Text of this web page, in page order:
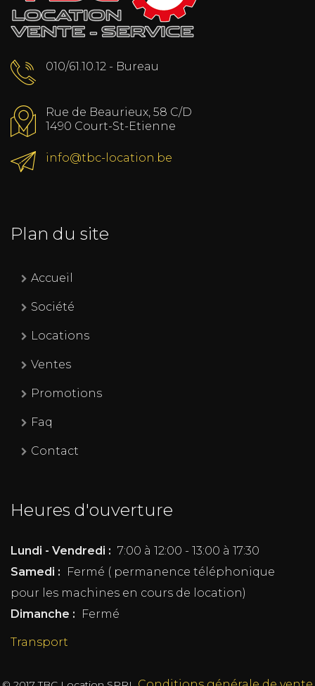
010/61.10.12 - Bureau
Rue de Beaurieux, 58 C/D
1490 Court-St-Etienne
info@tbc-location.be
Plan du site
Accueil
Société
Locations
Ventes
Promotions
Faq
Contact
Heures d'ouverture
Lundi - Vendredi : 7:00 à 12:00 - 13:00 à 17:30
Samedi :
Fermé ( permanence téléphonique
pour les machines en cours de location)
Dimanche :
Fermé
Transport